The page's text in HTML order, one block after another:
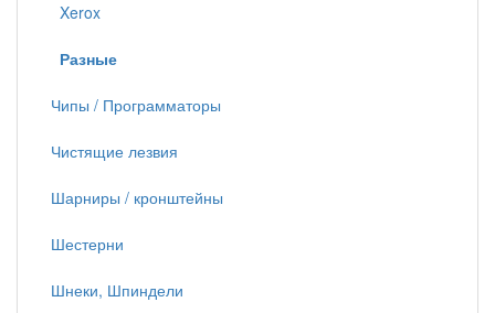
Xerox
Разные
Чипы / Программаторы
Чистящие лезвия
Шарниры / кронштейны
Шестерни
Шнеки, Шпиндели